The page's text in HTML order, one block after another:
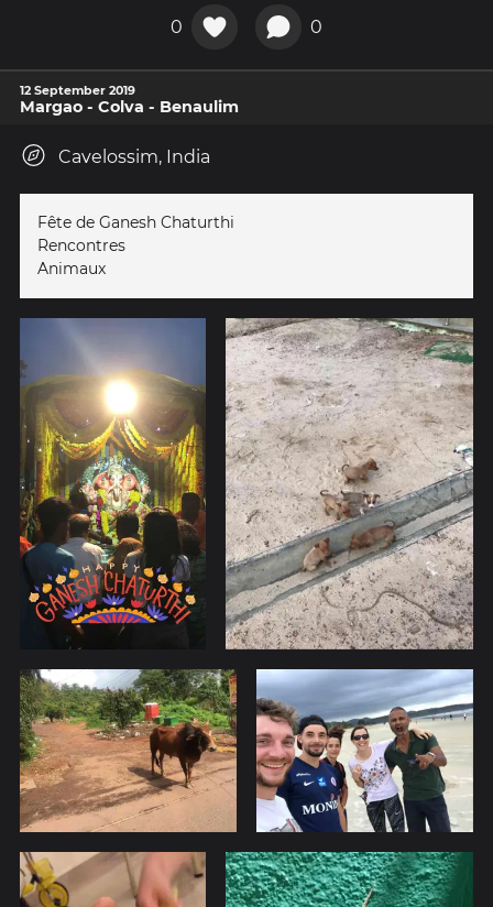
0 0
12 September 2019
Margao - Colva - Benaulim
Cavelossim, India
Fête de Ganesh Chaturthi
Rencontres
Animaux